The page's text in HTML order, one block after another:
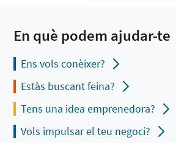
En què podem ajudar-te
Ens vols conèixer?
Estàs buscant feina?
Tens una idea emprenedora?
Vols impulsar el teu negoci?